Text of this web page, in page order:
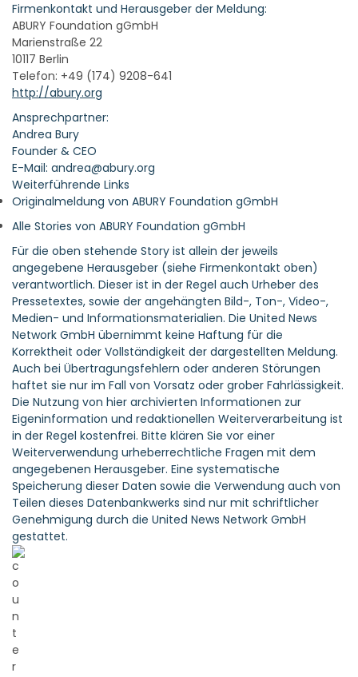
Firmenkontakt und Herausgeber der Meldung:
ABURY Foundation gGmbH
Marienstraße 22
10117 Berlin
Telefon: +49 (174) 9208-641
http://abury.org
Ansprechpartner:
Andrea Bury
Founder & CEO
E-Mail: andrea@abury.org
Weiterführende Links
Originalmeldung von ABURY Foundation gGmbH
Alle Stories von ABURY Foundation gGmbH
Für die oben stehende Story ist allein der jeweils
angegebene Herausgeber (siehe Firmenkontakt oben)
verantwortlich. Dieser ist in der Regel auch Urheber des
Pressetextes, sowie der angehängten Bild-, Ton-, Video-,
Medien- und Informationsmaterialien. Die United News
Network GmbH übernimmt keine Haftung für die
Korrektheit oder Vollständigkeit der dargestellten Meldung.
Auch bei Übertragungsfehlern oder anderen Störungen
haftet sie nur im Fall von Vorsatz oder grober Fahrlässigkeit.
Die Nutzung von hier archivierten Informationen zur
Eigeninformation und redaktionellen Weiterverarbeitung ist
in der Regel kostenfrei. Bitte klären Sie vor einer
Weiterverwendung urheberrechtliche Fragen mit dem
angegebenen Herausgeber. Eine systematische
Speicherung dieser Daten sowie die Verwendung auch von
Teilen dieses Datenbankwerks sind nur mit schriftlicher
Genehmigung durch die United News Network GmbH
gestattet.